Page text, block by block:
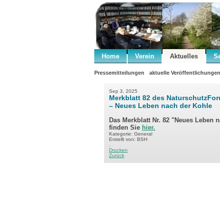
Home Verein Aktuelles
Pressemitteilungen aktuelle Veröffentlichungen
Sep 3, 2025
Merkblatt 82 des
– Neues Leben nach der Kohle
Das Merkblatt Nr. 82 "Neues Leben
finden Sie hier.
Kategorie: General
Erstellt von: BSH
Drucken
Zurück